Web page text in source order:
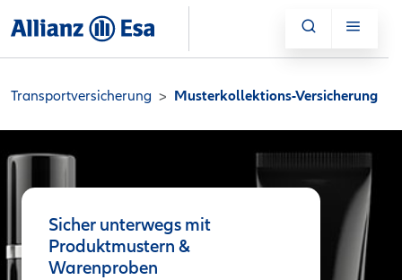
Transportversicherung Musterkollektions-Versicherung
Sicher unterwegs mit
Produktmustern &
Warenproben